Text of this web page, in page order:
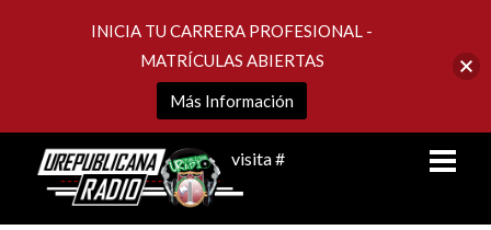
visita #
INICIA TU CARRERA PROFESIONAL -
MATRÍCULAS ABIERTAS
Más Información